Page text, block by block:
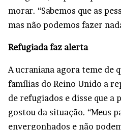
morar. “Sabemos que as
mas não podemos fazer
Refugiada faz alerta
A ucraniana agora teme de
famílias do Reino Unido a
de refugiados e disse que a
gostou da situação. “Meus
envergonhados e não